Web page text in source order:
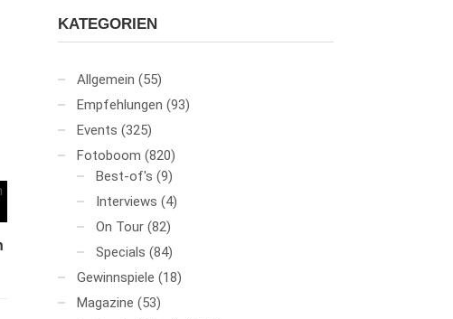
KATEGORIEN
Allgemein (55)
Empfehlungen (93)
Events (325)
Fotoboom (820)
Best-of's (9)
Interviews (4)
On Tour (82)
Specials (84)
Gewinnspiele (18)
Magazine (53)